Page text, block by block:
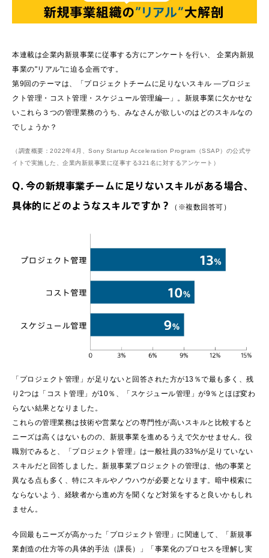
本連載は企業内新規事業に従事する方にアンケートを行い、 企業内新規
事業の"リアル"に迫る企画です。
第9回のテーマは、「プロジェクトチームに足りないスキル ―プロジェ
クト管理・コスト管理・スケジュール管理編―」。新規事業に欠かせな
いこれら３つの管理業務のうち、みなさんが欲しいのはどのスキルなの
でしょうか？
（調査概要：2022年4月、Sony Startup Acceleration Program（SSAP）の公式サ
イトで実施した、企業内新規事業に従事する321名に対するアンケート）
Q. 今の新規事業チームに足りないスキルがある場合、
具体的にどのようなスキルですか？
（※複数回答可）
「プロジェクト管理」が足りないと回答された方が13％で最も多く、残
り2つは「コスト管理」が10％、「スケジュール管理」が9％とほぼ変わ
らない結果となりました。
これらの管理業務は技術や営業などの専門性が高いスキルと比較すると
ニーズは高くはないものの、新規事業を進めるうえで欠かせません。役
職別でみると、「プロジェクト管理」は一般社員の33%が足りていない
スキルだと回答しました。新規事業プロジェクトの管理は、他の事業と
異なる点も多く、特にスキルやノウハウが必要となります。暗中模索に
ならないよう、経験者から進め方を聞くなど対策をすると良いかもしれ
ません。
今回最もニーズが高かった「プロジェクト管理」に関連して、「新規事
業創造の仕方等の具体的手法（課長）」「事業化のプロセスを理解し実